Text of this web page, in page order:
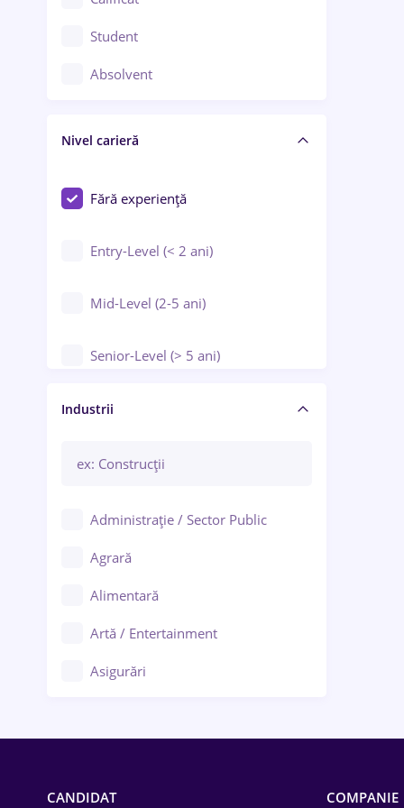
Construcții / Instalații
Controlul calității
Educație / Training / Arte
Student
Absolvent
Nivel carieră
Fără experiență
Entry-Level (< 2 ani)
Mid-Level (2-5 ani)
Senior-Level (> 5 ani)
Manager / Executiv
Industrii
Administrație / Sector Public
Agrară
Alimentară
Artă / Entertainment
Asigurări
CANDIDAT COMPANIE